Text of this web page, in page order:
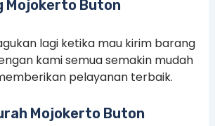
Mojokerto Buton
lagi ketika mau kirim barang
kami semua semakin mudah
pelayanan terbaik.
Mojokerto Buton